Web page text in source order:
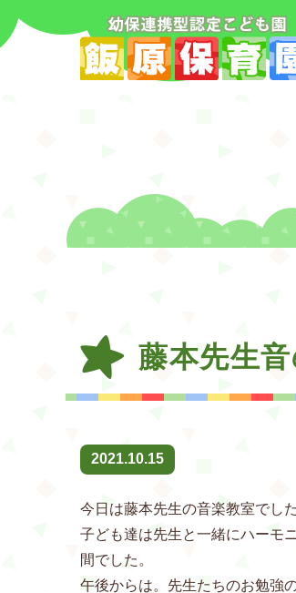
藤本先生
2021.10.15
今日は藤本先生の音楽教室でした
子ども達は先生と一緒にハーモ
間でした。
午後からは。先生たちのお勉強